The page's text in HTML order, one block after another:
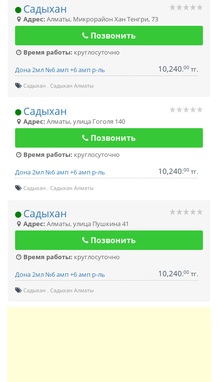
Садыхан
Адрес: Алматы, Микрорайон Хан Тенгри, 73
Позвонить
Время работы: круглосуточно
Дона 2мл №6 амп +6 амп р-ль
10,240.00 тг.
Садыхан Садыхан Алматы
Садыхан
Адрес: Алматы,улица Гоголя 140
Позвонить
Время работы: круглосуточно
Дона 2мл №6 амп +6 амп р-ль
10,240.00 тг.
Садыхан Садыхан Алматы
Садыхан
Адрес: Алматы,улица Пушкина 41
Позвонить
Время работы: круглосуточно
Дона 2мл №6 амп +6 амп р-ль
10,240.00 тг.
Садыхан Садыхан Алматы